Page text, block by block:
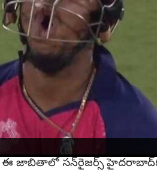
రాజస్థాన్ రాయల్స్విధ్వంసకర
ఈ సిక్సర్ బాదాడు. అతని
ఛాలెంజర్స్ బెంగళూరుకు
కొట్టలేకపోయారు.
కిషన్
కొట్టారు.
జాబితాలో సన్‌రైజర్స్ హైదరాబాద్‌కు